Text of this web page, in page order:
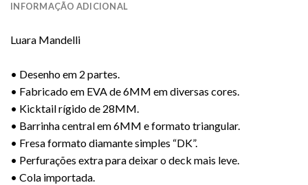
INFORMAÇÃO ADICIONAL
Luara Mandelli
• Desenho em 2 partes.
• Fabricado em EVA de 6MM em diversas cores.
• Kicktail rígido de 28MM.
• Barrinha central em 6MM e formato triangular.
• Fresa formato diamante simples “DK”.
• Perfurações extra para deixar o deck mais leve.
• Cola importada.